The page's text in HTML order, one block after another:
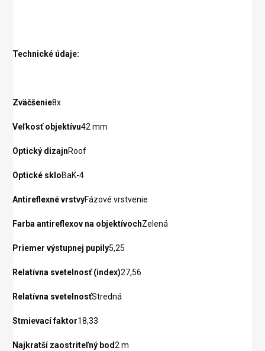
Technické údaje:
Zväčšenie8x
Veľkosť objektívu42 mm
Optický dizajnRoof
Optické skloBaK-4
Antireflexné vrstvyFázové vrstvenie
Farba antireflexov na objektívochZelená
Priemer výstupnej pupily5,25
Relatívna svetelnosť (index)27,56
Relatívna svetelnosťStredná
Stmievací faktor18,33
Najkratší zaostriteľný bod2 m